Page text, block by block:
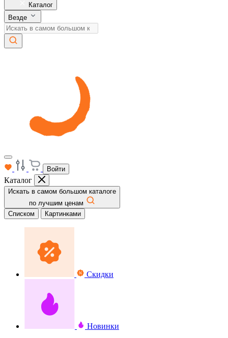
Каталог
Везде
Войти
Каталог
Искать в самом большом каталоге
по лучшим ценам
Списком
Картинками
Скидки
Новинки